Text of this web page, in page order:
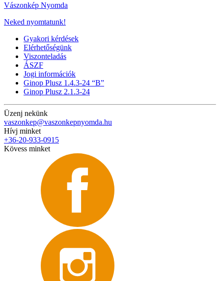
Vászonkép Nyomda
Neked nyomtatunk!
Gyakori kérdések
Elérhetőségünk
Viszonteladás
ÁSZF
Jogi információk
Ginop Plusz 1.4.3-24 “B”
Ginop Plusz 2.1.3-24
Üzenj nekünk
vaszonkep@vaszonkepnyomda.hu
Hívj minket
+36-20-933-0915
Kövess minket